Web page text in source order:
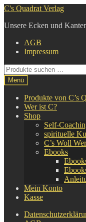
Zur
springen
Zum
springen
C's Quadrat Verlag
Unsere Ecken und
AGB
Impressum
Suche
nach:
Menü
Produkte von C’s
Wer ist C?
Shop
Self-
spirituelle
C’s Woll
Ebooks
Mein Konto
Kasse